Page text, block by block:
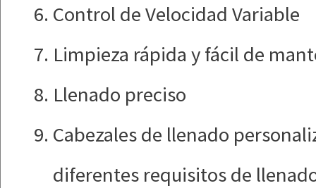
Control de Velocidad Variable
Limpieza rápida y fácil de
Llenado preciso
Cabezales de llenado
diferentes requisitos de